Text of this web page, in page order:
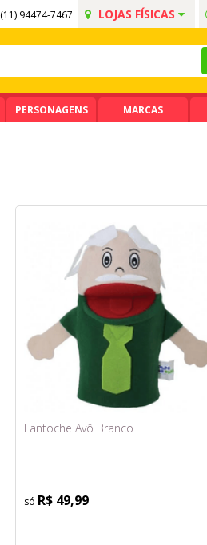
(11) 94474-7467 LOJAS FÍSICAS
PERSONAGENS MARCAS
Fantoche Avô Branco
R$ 49,99